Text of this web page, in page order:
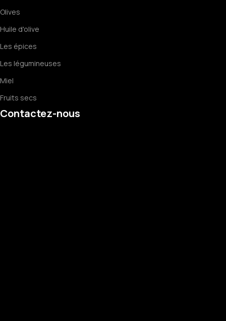
Olives
Huile d'olive
Les épices
Les légumineuses
Miel
Fruits secs
Contactez-nous